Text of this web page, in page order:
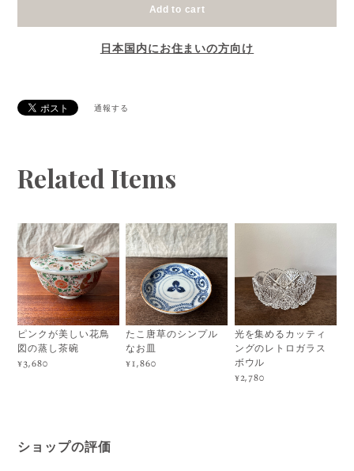
Add to cart
日本国内にお住まいの方向け
通報する
Related Items
ピンクが美しい花鳥
図の蒸し茶碗
¥3,680
たこ唐草のシンプル
なお皿
¥1,860
光を集めるカッティ
ングのレトロガラス
ボウル
¥2,780
ショップの評価